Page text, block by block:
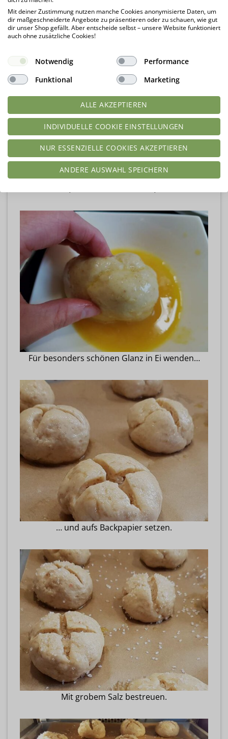
Mehrere Brötchen formen…
… in die heiße Laugen geben, bis 3 zählen,
Für besonders schönen Glanz in Ei wenden…
… und aufs Backpapier setzen.
Mit grobem Salz bestreuen.
Mit deiner Zustimmung nutzen manche Cookies anonymisierte Daten, um
dir maßgeschneiderte Angebote zu präsentieren oder zu schauen, wie gut
dir unser Shop gefällt. Aber entscheide selbst – unsere Website funktioniert
auch ohne zusätzliche Cookies!
Notwendig
Performance
Funktional
Marketing
ALLE AKZEPTIEREN
INDIVIDUELLE COOKIE EINSTELLUNGEN
NUR ESSENZIELLE COOKIES AKZEPTIEREN
ANDERE AUSWAHL SPEICHERN